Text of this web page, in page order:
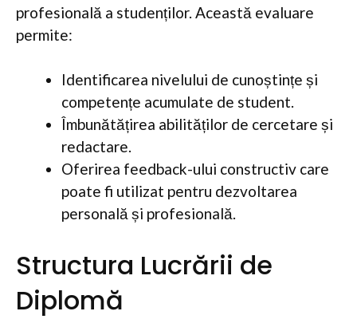
profesională a studenților. Această evaluare
permite:
Identificarea nivelului de cunoștințe și
competențe acumulate de student.
Îmbunătățirea abilităților de cercetare și
redactare.
Oferirea feedback-ului constructiv care
poate fi utilizat pentru dezvoltarea
personală și profesională.
Structura Lucrării de
Diplomă